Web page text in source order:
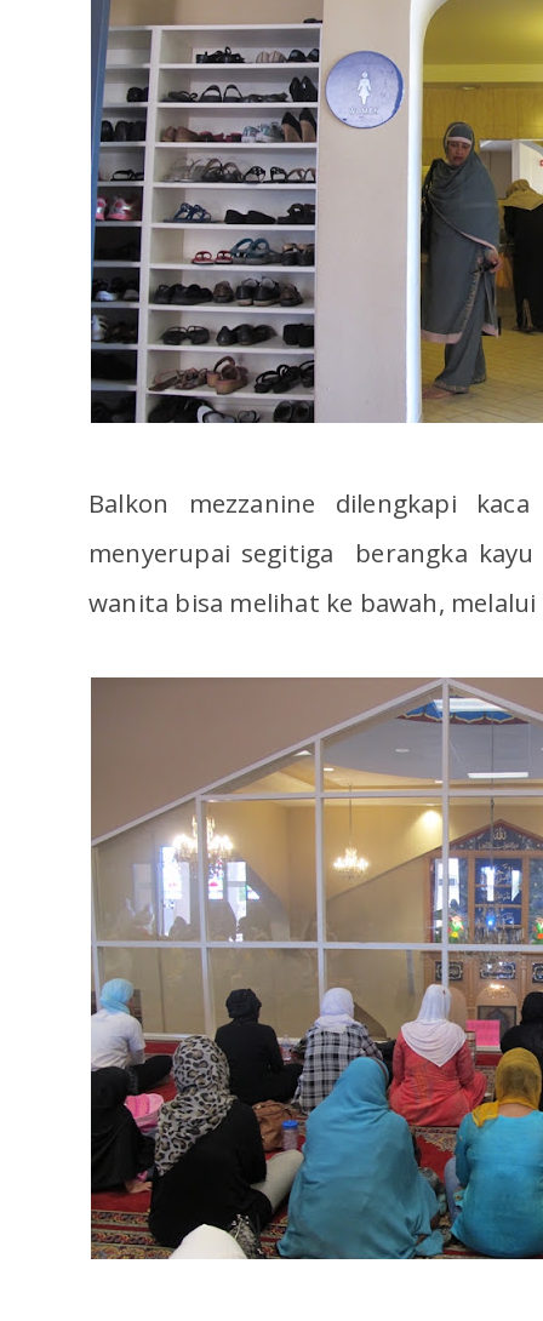
Balkon mezzanine dilengkapi
menyerupai segitiga berangka
wanita bisa melihat ke bawah,